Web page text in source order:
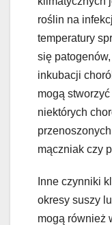
roślin na
temperatury
się
inkubacji
mogą
niektórych
mączniak czy
Inne czynniki
okresy suszy
mogą również